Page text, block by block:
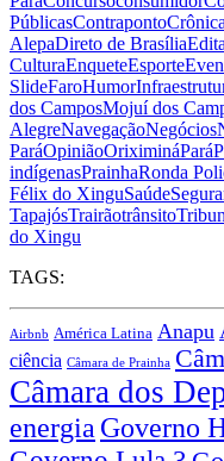
PúblicasContrapontoCrônica
AlepaDireto de Brasília
CulturaEnqueteEsporte
SlideFaroHumor
dos CamposMojuí dos
AlegreNavegaçãoNegócios
ParáOpiniãoOriximináPará
indígenasPrainhaRonda
Félix do XinguSaúde
TapajósTrairãotrânsito
do Xingu
TAGS:
Airbnb América Latina Anapu
ciência Câmara de Prainha
Câmara dos
energia Governo